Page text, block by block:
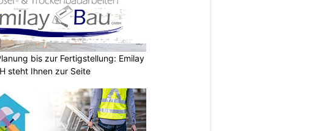
bis zur Fertigstellung: Emilay
steht Ihnen zur Seite